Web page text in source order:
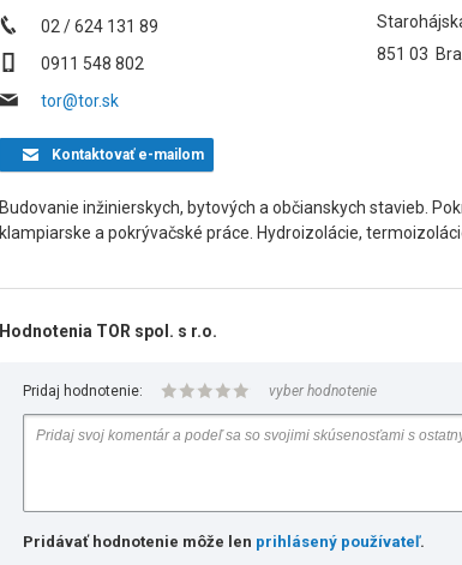
02 / 624 131 89
0911 548 802
tor@tor.sk
851 03
Kontaktovaťe-mailom
Budovanie inžinierskych, bytových a občianskych stavieb.
klampiarske a pokrývačské práce. Hydroizolácie,
Hodnotenia TOR spol. s r.o.
Pridaj hodnotenie: vyber hodnotenie
Pridávať hodnotenie môže len prihlásený používateľ.